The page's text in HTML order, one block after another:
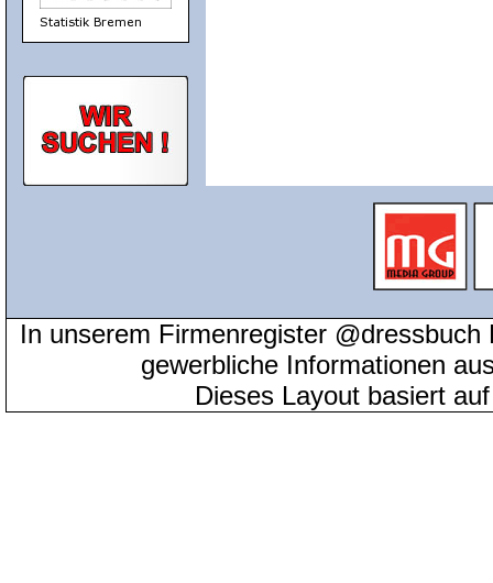
In unserem Firmenregister
gewerbliche Informationen
Dieses Layout basiert